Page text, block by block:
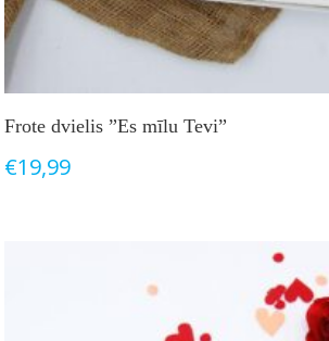
Frote dvielis ”Es mīlu Tevi”
€19,99